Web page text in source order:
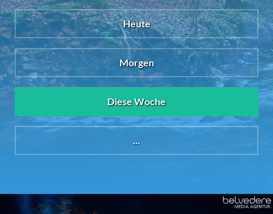
Heute
Morgen
Diese Woche